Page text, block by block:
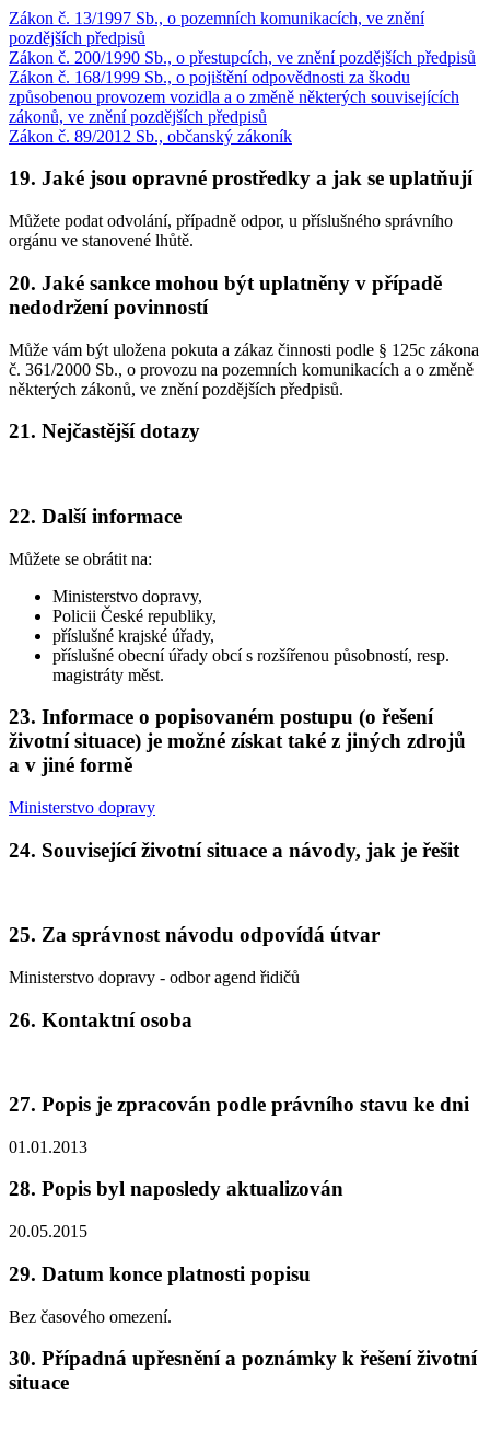
Zákon č. 13/1997 Sb., o pozemních komunikacích, ve znění
pozdějších předpisů
Zákon č. 200/1990 Sb., o přestupcích, ve znění pozdějších předpisů
Zákon č. 168/1999 Sb., o pojištění odpovědnosti za škodu
způsobenou provozem vozidla a o změně některých souvisejících
zákonů, ve znění pozdějších předpisů
Zákon č. 89/2012 Sb., občanský zákoník
19. Jaké jsou opravné prostředky a jak se uplatňují
Můžete podat odvolání, případně odpor, u příslušného správního
orgánu ve stanovené lhůtě.
20. Jaké sankce mohou být uplatněny v případě
nedodržení povinností
Může vám být uložena pokuta a zákaz činnosti podle § 125c zákona
č. 361/2000 Sb., o provozu na pozemních komunikacích a o změně
některých zákonů, ve znění pozdějších předpisů.
21. Nejčastější dotazy
22. Další informace
Můžete se obrátit na:
Ministerstvo dopravy,
Policii České republiky,
příslušné krajské úřady,
příslušné obecní úřady obcí s rozšířenou působností, resp.
magistráty měst.
23. Informace o popisovaném postupu (o řešení
životní situace) je možné získat také z jiných zdrojů
a v jiné formě
Ministerstvo dopravy
24. Související životní situace a návody, jak je řešit
25. Za správnost návodu odpovídá útvar
Ministerstvo dopravy - odbor agend řidičů
26. Kontaktní osoba
27. Popis je zpracován podle právního stavu ke dni
01.01.2013
28. Popis byl naposledy aktualizován
20.05.2015
29. Datum konce platnosti popisu
Bez časového omezení.
30. Případná upřesnění a poznámky k řešení životní
situace